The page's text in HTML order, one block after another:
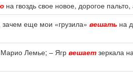
на гвоздь свое новое, дорогое
еще мои «грузила» вешать на
Марио Лемье; – Ягр вешает зеркала